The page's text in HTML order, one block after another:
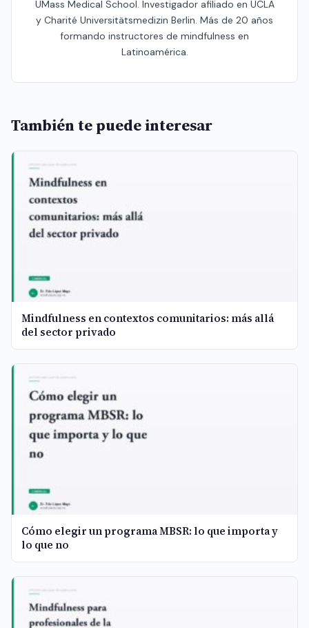
UMass Medical School. Investigador afiliado en UCLA
y Charité Universitätsmedizin Berlin. Más de 20 años
formando instructores de mindfulness en
Latinoamérica.
También te puede interesar
Mindfulness en contextos comunitarios: más allá
del sector privado
Cómo elegir un programa MBSR: lo que importa y
lo que no